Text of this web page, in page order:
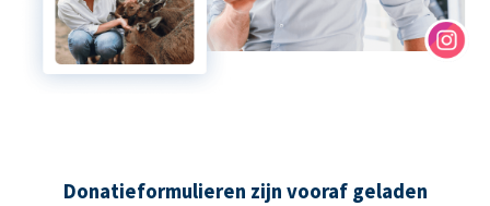
Donatieformulieren zijn vooraf geladen